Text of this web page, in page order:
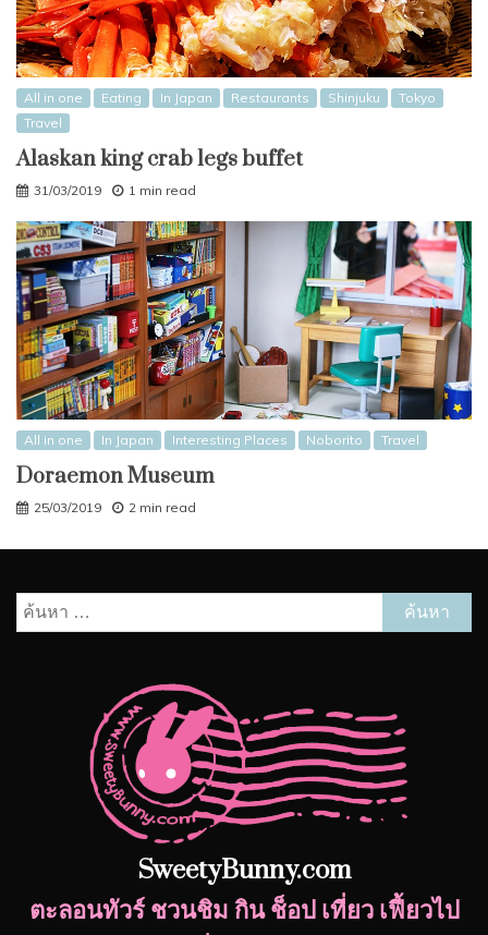
All in one Eating In Japan Restaurants Shinjuku
Tokyo
Travel
Alaskan king crab legs buffet
31/03/2019 1 min read
All in one In Japan Interesting Places Noborito Travel
Doraemon Museum
25/03/2019 2 min read
ค้นหา
สำหรับ:
SweetyBunny.com
ตะลอนทัวร์ ชวนชิม กิน ช็อป เที่ยว เฟี้ยวไป